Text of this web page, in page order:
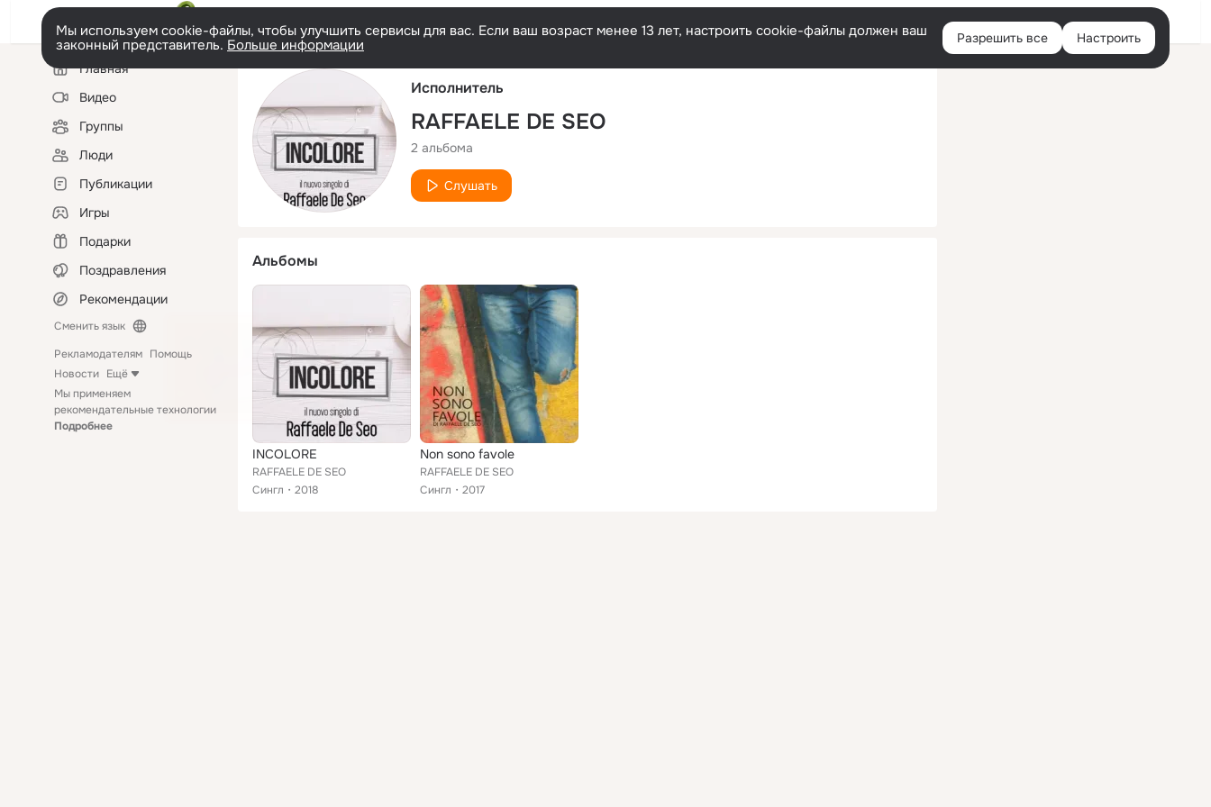
Русский Войти
Мы используем cookie-файлы, чтобы улучшить сервисы для вас. Если ваш возраст менее 13 лет, настроить cookie-файлы должен ваш
законный представитель. Больше информации Разрешить все Настроить
Левая
колонкаГлавная
Видео
Группы
Люди
Публикации
Игры
Подарки
Поздравления
Рекомендации
Сменить язык
Рекламодателям Помощь
Новости Ещё
Мы применяем
рекомендательные технологии
Подробнее
Исполнитель
RAFFAELE DE SEO
2 альбома
Слушать
Альбомы
INCOLORE
RAFFAELE DE SEO
Сингл
2018
Non sono favole
RAFFAELE DE SEO
Сингл
2017